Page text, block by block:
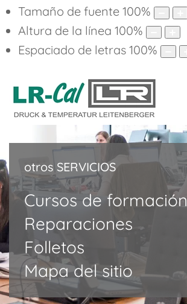
Tamaño de fuente 100%
Altura de la línea 100%
Espaciado de letras 100%
otros SERVICIOS
Cursos de formación
Reparaciones
Folletos
Mapa del sitio